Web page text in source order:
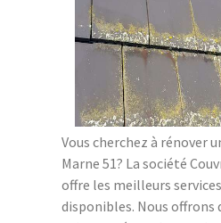
Vous cherchez à rénover
Marne 51? La société
offre les meilleurs
disponibles. Nous offrons